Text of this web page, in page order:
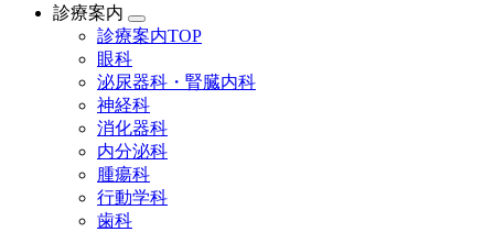
診療案内
診療案内TOP
眼科
泌尿器科・腎臓内科
神経科
消化器科
内分泌科
腫瘍科
行動学科
歯科